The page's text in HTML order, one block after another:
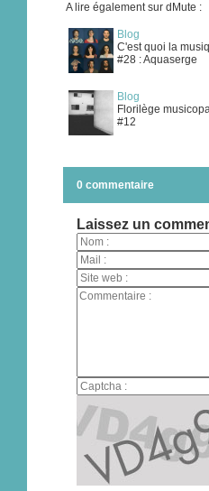
A lire également sur dMute :
Blog
C'est quoi la
#28 : Aquaserge
Blog
Florilège
#12
0 commentaire
Laissez un